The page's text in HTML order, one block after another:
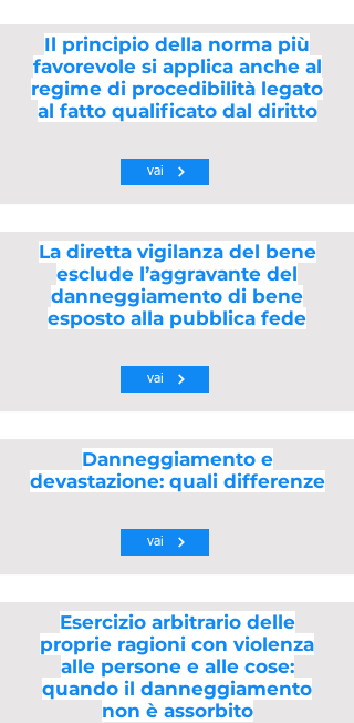
Il principio della norma più
favorevole si applica anche al
regime di procedibilità legato
al fatto qualificato dal diritto
vai
La diretta vigilanza del bene
esclude l’aggravante del
danneggiamento di bene
esposto alla pubblica fede
vai
Danneggiamento e
devastazione: quali differenze
vai
Esercizio arbitrario delle
proprie ragioni con violenza
alle persone e alle cose:
quando il danneggiamento
non è assorbito